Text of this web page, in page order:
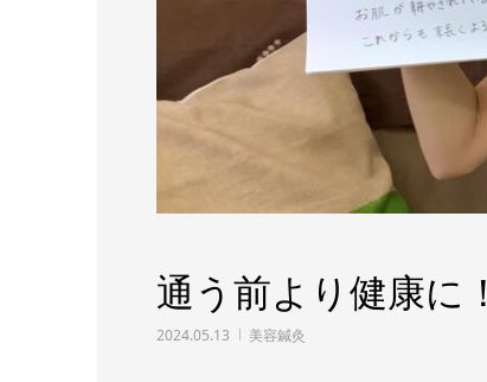
通う前より健康に！
2024.05.13 美容鍼灸